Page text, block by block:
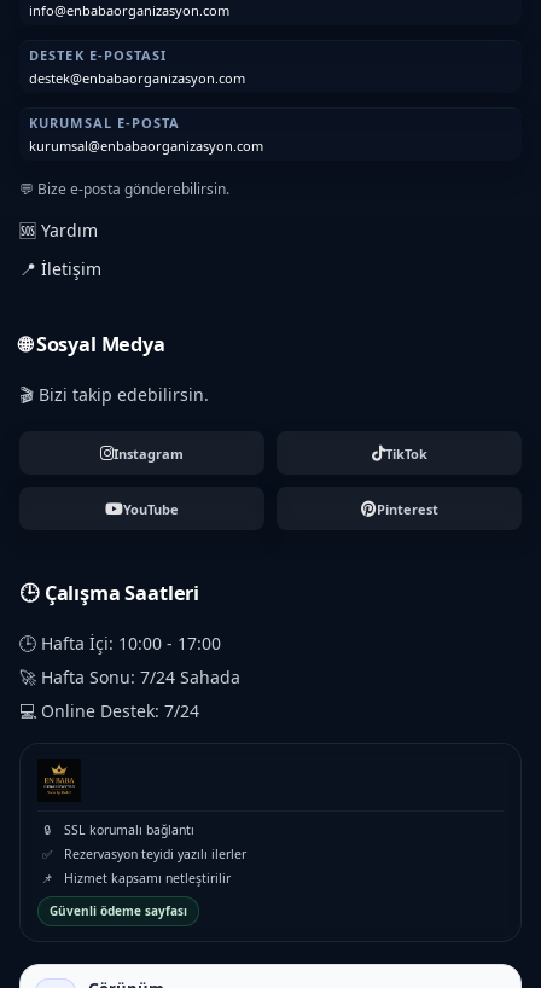
info@enbabaorganizasyon.com
DESTEK E-POSTASI
destek@enbabaorganizasyon.com
KURUMSAL E-POSTA
kurumsal@enbabaorganizasyon.com
💬 Bize e-posta gönderebilirsin.
🆘 Yardım
📍 İletişim
🌐 Sosyal Medya
🎬 Bizi takip edebilirsin.
Instagram TikTok
YouTube Pinterest
🕒 Çalışma Saatleri
🕒 Hafta İçi: 10:00 - 17:00
🚀 Hafta Sonu: 7/24 Sahada
💻 Online Destek: 7/24
🔒
SSL korumalı bağlantı
✅
Rezervasyon teyidi yazılı ilerler
📌
Hizmet kapsamı netleştirilir
Güvenli ödeme sayfası